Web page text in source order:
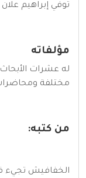
توفي إبراهيم علان في 14 أغسطس
مؤلفاته
له عشرات
مختلفة
من كتبه:
الخفافيش تجيء في